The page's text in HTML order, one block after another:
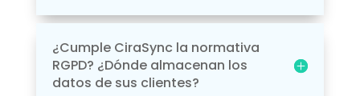
¿Cumple CiraSync la normativa
RGPD? ¿Dónde almacenan los
datos de sus clientes?